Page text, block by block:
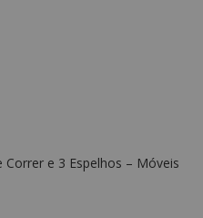
e 3 Espelhos – Móveis